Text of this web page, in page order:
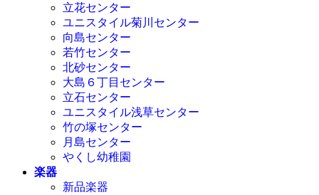
立花センター
ユニスタイル菊川センター
向島センター
若竹センター
北砂センター
大島６丁目センター
立石センター
ユニスタイル浅草センター
竹の塚センター
月島センター
やくし幼稚園
楽器
新品楽器